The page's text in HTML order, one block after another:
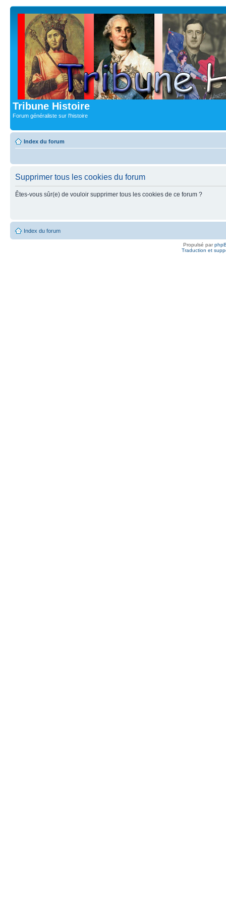
Tribune Histoire
Forum généraliste sur l'histoire
Index du forum
Supprimer tous les cookies du forum
Êtes-vous sûr(e) de vouloir supprimer tous les cookies de ce forum ?
Index du forum
Propulsé par
Traduction et